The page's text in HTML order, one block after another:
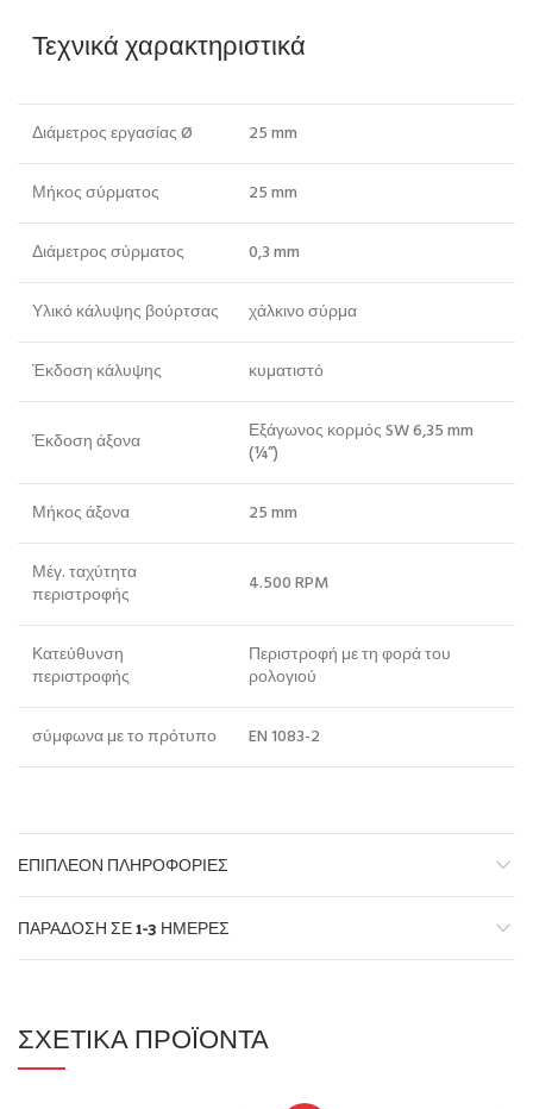
Τεχνικά χαρακτηριστικά
Διάμετρος εργασίας Ø 25 mm
Μήκος σύρματος 25 mm
Διάμετρος σύρματος 0,3 mm
Υλικό κάλυψης βούρτσας χάλκινο σύρμα
Έκδοση κάλυψης κυματιστό
Έκδοση άξονα
Εξάγωνος κορμός SW 6,35 mm
(¼”)
Μήκος άξονα 25 mm
Μέγ. ταχύτητα
περιστροφής
4.500 RPM
Κατεύθυνση
περιστροφής
Περιστροφή με τη φορά του
ρολογιού
σύμφωνα με το πρότυπο EN 1083-2
ΕΠΙΠΛΈΟΝ ΠΛΗΡΟΦΟΡΊΕΣ
ΠΑΡΆΔΟΣΗ ΣΕ 1-3 ΗΜΈΡΕΣ
ΣΧΕΤΙΚΆ ΠΡΟΪΌΝΤΑ